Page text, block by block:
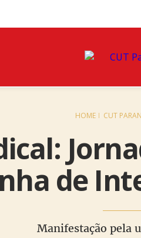
HOME CUT
de
Manifestação pela